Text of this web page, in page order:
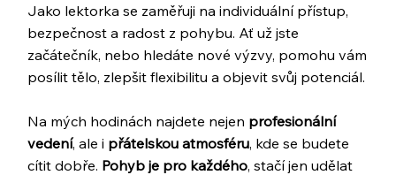
Jako lektorka se zaměřuji na individuální přístup,
bezpečnost a radost z pohybu. Ať už jste
začátečník, nebo hledáte nové výzvy, pomohu vám
posílit tělo, zlepšit flexibilitu a objevit svůj potenciál.
Na mých hodinách najdete nejen profesionální
vedení, ale i přátelskou atmosféru, kde se budete
cítit dobře. Pohyb je pro každého, stačí jen udělat